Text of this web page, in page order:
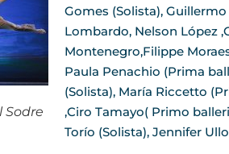
Sodre
Gomes (Solista),
Lombardo, Nelson López
Montenegro,Filippe
Paula Penachio (Prima
(Solista), María Riccetto
,Ciro Tamayo( Primo
Torío (Solista), Jennifer